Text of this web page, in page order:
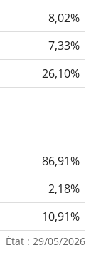
8,02%
7,33%
26,10%
86,91%
2,18%
10,91%
État : 29/05/2026